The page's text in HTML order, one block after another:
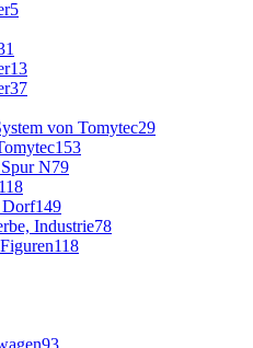
5
13
37
von Tomytec29
153
N79
118
Dorf149
Industrie78
118
93